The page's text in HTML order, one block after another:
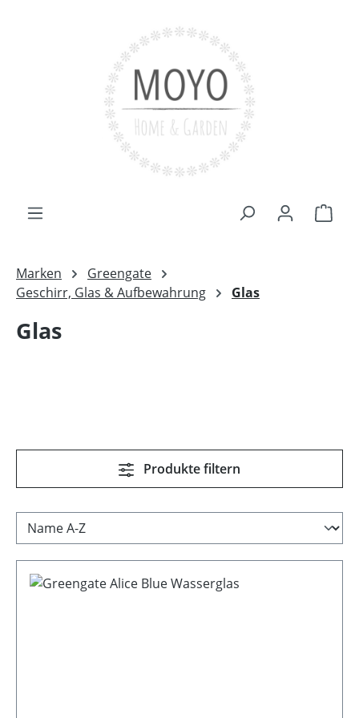
Marken
Greengate
Geschirr, Glas & Aufbewahrung
Glas
Glas
Produkte filtern